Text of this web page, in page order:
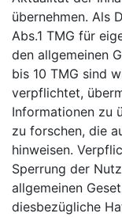
übernehmen. Als
Abs.1 TMG für
den allgemeinen
bis 10 TMG sind
verpflichtet,
Informationen zu
zu forschen, die
hinweisen.
Sperrung der
allgemeinen
diesbezügliche